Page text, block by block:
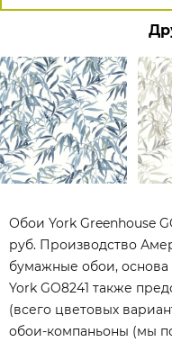
Обои York Greenhouse
руб. Производство
бумажные обои, основа
York GO8241 также
(всего цветовых
обои-компаньоны (мы